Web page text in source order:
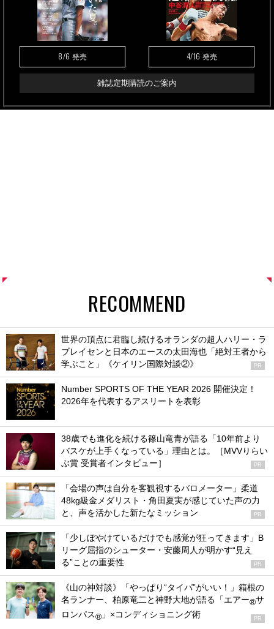
8/6 発売 4/16 発売
雑誌定期購読のご案内
RECOMMEND
世界の頂点に君臨し続けるオランダの超人ハリー・ラ
ブレイセンと日本のエースの太田海也「絶対王者から
学ぶこと」《ケイリン国際対談②》
PR
Number SPORTS OF THE YEAR 2026 開催決定！
2026年を代表するアスリートを表彰
38歳でも進化を続ける篠山竜青が語る「10年前より
バスケが上手くなっている」理由とは。［MVVりらい
ぶ賞 受賞者インタビュー］
PR
「会場の声は自分を客観視するバロメーター」柔道
48kg級金メダリスト・角田夏実が感じていた声の力
と、声を活かした新たなミッション
PR
「少しぼやけているだけでも感覚が狂ってきます」B
リーグ屈指のシューター・安藤周人が明かす“見え
る”ことの重要性
PR
《山の神対談》「やっぱり“タイパ”がいい！」箱根の
名ランナー、柏原竜二と神野大地が語る「エアー®サ
ロンパス® 」×コンディショニング術 PR